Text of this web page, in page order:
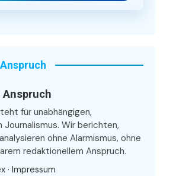
für unabhängigen,
Wir berichten,
ohne Alarmismus, ohne
redaktionellem Anspruch.
· Impressum